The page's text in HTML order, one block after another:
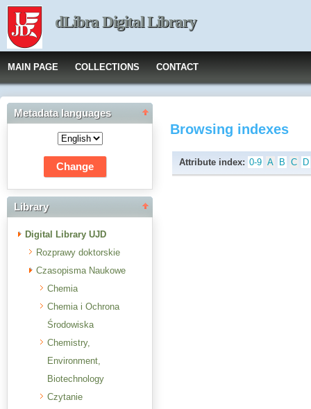
dLibra Digital Library
MAIN PAGE COLLECTIONS CONTACT
Metadata languages
Library
Digital Library UJD
Rozprawy doktorskie
Czasopisma Naukowe
Chemia
Chemia i Ochrona
Środowiska
Chemistry,
Environment,
Biotechnology
Czytanie
Browsing indexes
Attribute index: 0-9 A B C D